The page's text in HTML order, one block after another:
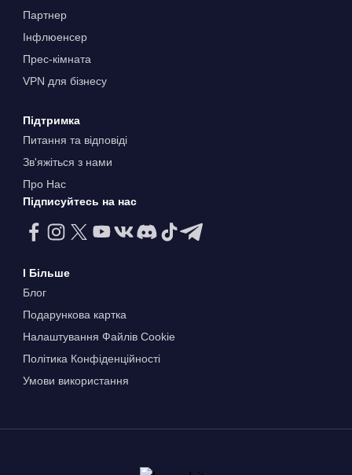
Партнер
Інфлюенсер
Прес-кімната
VPN для бізнесу
Підтримка
Питання та відповіді
Зв'яжіться з нами
Про Нас
Підписуйтесь на нас
І Більше
Блог
Подарункова картка
Налаштування Файлів Сookie
Політика Конфіденційності
Умови використання